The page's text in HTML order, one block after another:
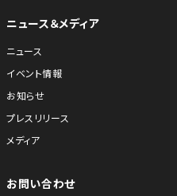
ニュース＆メディア
ニュース
イベント情報
お知らせ
プレスリリース
メディア
お問い合わせ